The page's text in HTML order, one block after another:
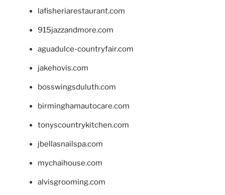
lafisheriarestaurant.com
915jazzandmore.com
aguadulce-countryfair.com
jakehovis.com
bosswingsduluth.com
birminghamautocare.com
tonyscountrykitchen.com
jbellasnailspa.com
mychaihouse.com
alvisgrooming.com